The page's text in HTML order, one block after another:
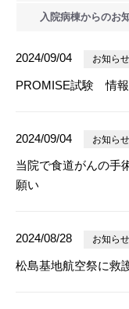
入院病棟からのお
2024/09/04 お知らせ
PROMISE試験 情
2024/09/04 お知らせ
当院で食道がんの手
願い
2024/08/28 お知らせ
松島基地航空祭に救